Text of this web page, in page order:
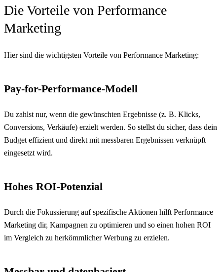
Die Vorteile von Performance
Marketing
Hier sind die wichtigsten Vorteile von Performance Marketing:
Pay-for-Performance-Modell
Du zahlst nur, wenn die gewünschten Ergebnisse (z. B. Klicks,
Conversions, Verkäufe) erzielt werden. So stellst du sicher, dass dein
Budget effizient und direkt mit messbaren Ergebnissen verknüpft
eingesetzt wird.
Hohes ROI-Potenzial
Durch die Fokussierung auf spezifische Aktionen hilft Performance
Marketing dir, Kampagnen zu optimieren und so einen hohen ROI
im Vergleich zu herkömmlicher Werbung zu erzielen.